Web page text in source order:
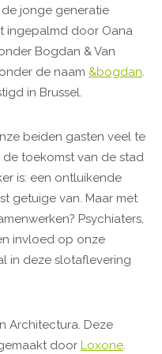
jonge generatie
ingepalmd door Oana
Bogdan & Van
de naam &bogdan.
in Brussel.
beiden gasten veel te
toekomst van de stad
is: een ontluikende
getuige van. Maar met
Psychiaters,
invloed op onze
in deze slotaflevering
Architectura. Deze
door Loxone.